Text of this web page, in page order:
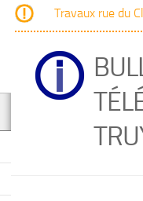
Travaux rue du